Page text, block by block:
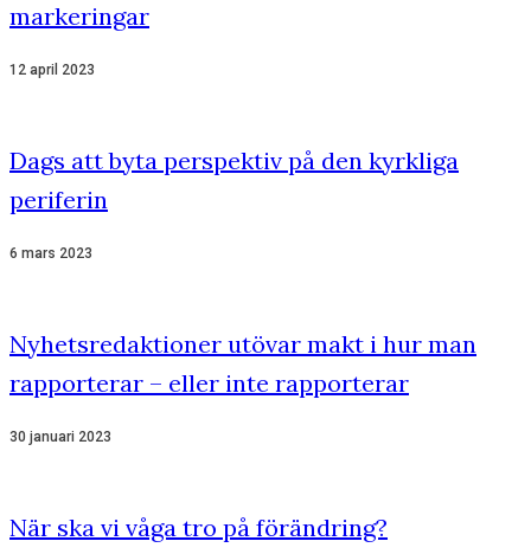
markeringar
12 april 2023
Dags att byta perspektiv på den kyrkliga
periferin
6 mars 2023
Nyhetsredaktioner utövar makt i hur man
rapporterar – eller inte rapporterar
30 januari 2023
När ska vi våga tro på förändring?